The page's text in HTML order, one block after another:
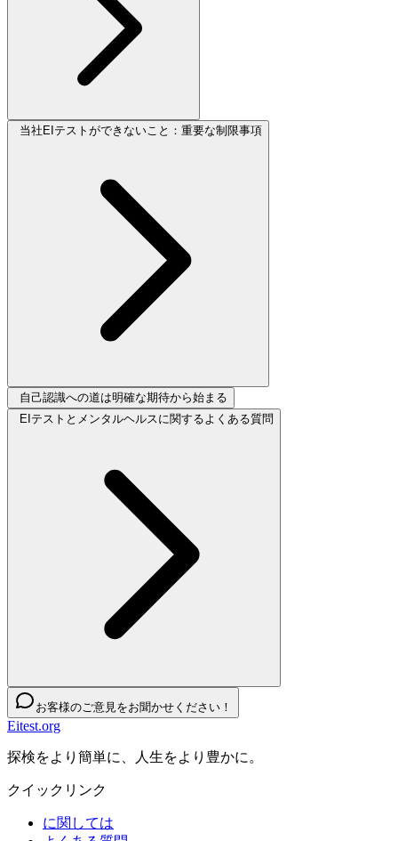
当社EIテストができないこと：重要な制限事項
自己認識への道は明確な期待から始まる
EIテストとメンタルヘルスに関するよくある質問
お客様のご意見をお聞かせください！
Eitest.org
探検をより簡単に、人生をより豊かに。
クイックリンク
に関しては